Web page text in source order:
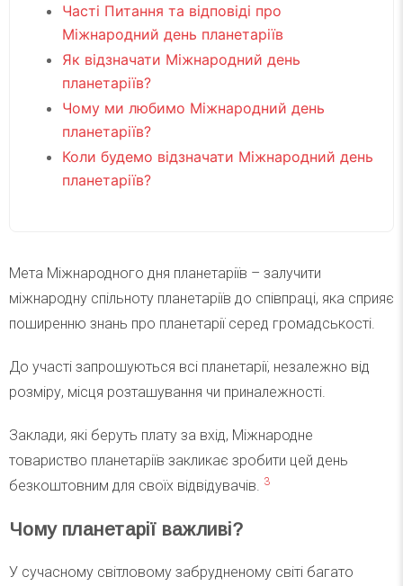
Часті Питання та відповіді про
Міжнародний день планетаріїв
Як відзначати Міжнародний день
планетаріїв?
Чому ми любимо Міжнародний день
планетаріїв?
Коли будемо відзначати Міжнародний день
планетаріїв?
Мета Міжнародного дня планетаріїв – залучити
міжнародну спільноту планетаріїв до співпраці, яка сприяє
поширенню знань про планетарії серед громадськості.
До участі запрошуються всі планетарії, незалежно від
розміру, місця розташування чи приналежності.
Заклади, які беруть плату за вхід, Міжнародне
товариство планетаріїв закликає зробити цей день
безкоштовним для своїх відвідувачів.
3
Чому планетарії важливі?
У сучасному світловому забрудненому світі багато